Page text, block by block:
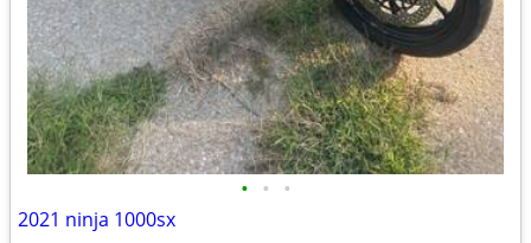
• • •
2021 ninja 1000sx